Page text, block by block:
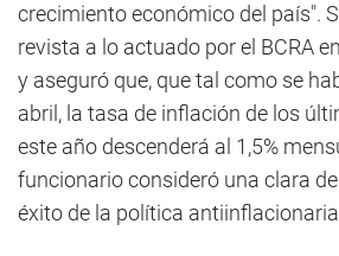
crecimiento económico del país".
revista a lo actuado por el BCRA
y aseguró que, que tal como se
abril, la tasa de inflación de los
este año descenderá al 1,5%
funcionario consideró una clara
éxito de la política